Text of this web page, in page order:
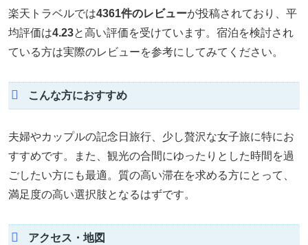
楽天トラベルでは4361件のレビューが投稿されており、平
均評価は4.23と高い評価を受けています。宿泊を検討され
ている方は実際のレビューを参考にしてみてください。
こんな方におすすめ
夫婦やカップルの記念日旅行、少し贅沢な女子旅に特にお
すすめです。また、観光の合間にゆったりとした時間を過
ごしたい方にも最適。質の高い滞在を求める方にとって、
満足度の高い選択肢となるはずです。
アクセス・地図